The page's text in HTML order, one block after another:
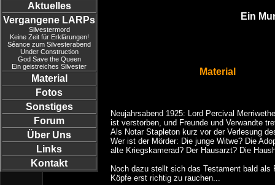
Aktuelles
Vergangene LARPs
Silvestermord
Keine Zeit für Erklärungen!
Séance zum Silvesterabend
Under Construction
God Save the Queen
Ein geistreiches Silvester
Material
Fotos
Sonstiges
Forum
Über Uns
Links
Kontakt
Ein
Material
Neujahrsabend 1925: Lord Percival
ist verstorben, und Freunde und Verwandte
Als Notar Stapleton kurz vor der Verlesung
Wer ist der Mörder: Die junge Witwe? Die
alte Kriegskamerad? Der Hausarzt? Die
Noch dazu stellt sich das Testament bald
Köpfe erst richtig zu rauchen...